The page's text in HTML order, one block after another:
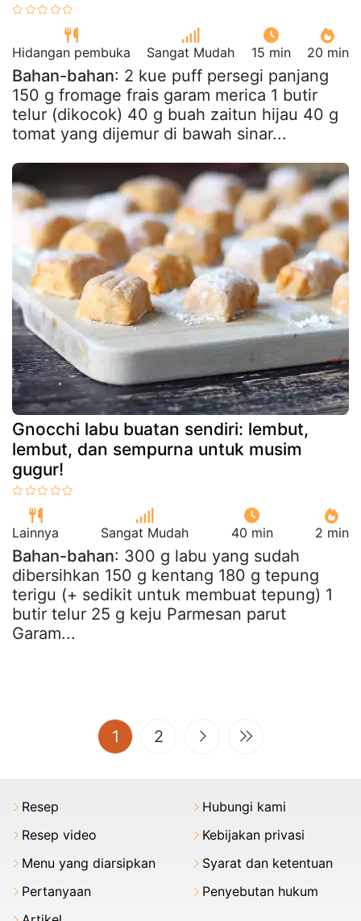
Hidangan pembuka Sangat Mudah 15 min 20 min
Bahan-bahan: 2 kue puff persegi panjang
150 g fromage frais garam merica 1 butir
telur (dikocok) 40 g buah zaitun hijau 40 g
tomat yang dijemur di bawah sinar...
Gnocchi labu buatan sendiri: lembut,
lembut, dan sempurna untuk musim
gugur!
Lainnya Sangat Mudah 40 min 2 min
Bahan-bahan: 300 g labu yang sudah
dibersihkan 150 g kentang 180 g tepung
terigu (+ sedikit untuk membuat tepung) 1
butir telur 25 g keju Parmesan parut
Garam...
1 (current)
2
Resep
Resep video
Menu yang diarsipkan
Pertanyaan
Hubungi kami
Kebijakan privasi
Syarat dan ketentuan
Penyebutan hukum